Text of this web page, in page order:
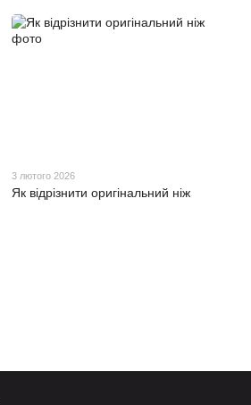
3 лютого 2026
Як відрізнити оригінальний ніж